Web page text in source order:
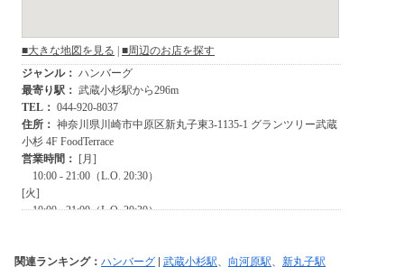
関連ランキング： ハンバーグ | 武蔵小杉駅 向河原駅 新丸子駅